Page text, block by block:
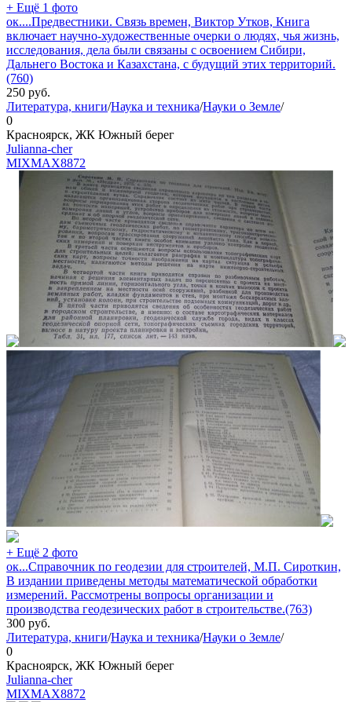
+ Ещё 1 фото
ок....Предвестники. Связь времен, Виктор Утков, Книга
включает научно-художественные очерки о людях, чья жизнь,
исследования, дела были связаны с освоением Сибири,
Дальнего Востока и Казахстана, с будущий этих территорий.
(760)
250 руб.
Литература, книги/Наука и техника/Науки о Земле/
0
Красноярск, ЖК Южный берег
Julianna-cher
MIXMAX8872
+ Ещё 2 фото
ок...Справочник по геодезии для строителей, М.П. Сироткин,
В издании приведены методы математической обработки
измерений. Рассмотрены вопросы организации и
производства геодезических работ в строительстве.(763)
300 руб.
Литература, книги/Наука и техника/Науки о Земле/
0
Красноярск, ЖК Южный берег
Julianna-cher
MIXMAX8872